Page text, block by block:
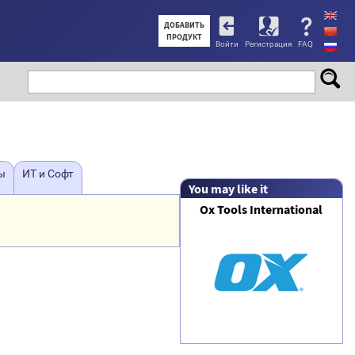
ДОБАВИТЬ
ПРОДУКТ
User
account
menu
Войти Регистрация FAQ
ИТ и Софт
You may like it
Ox Tools International